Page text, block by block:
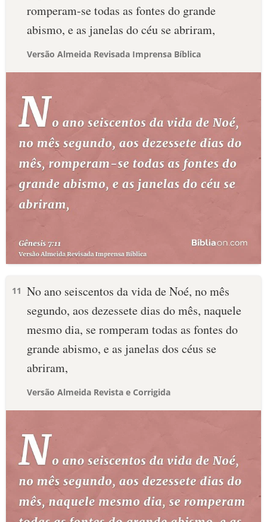
romperam-se todas as fontes do grande
abismo, e as janelas do céu se abriram,
Versão Almeida Revisada Imprensa Bíblica
11 No ano seiscentos da vida de Noé, no mês
segundo, aos dezessete dias do mês, naquele
mesmo dia, se romperam todas as fontes do
grande abismo, e as janelas dos céus se
abriram,
Versão Almeida Revista e Corrigida